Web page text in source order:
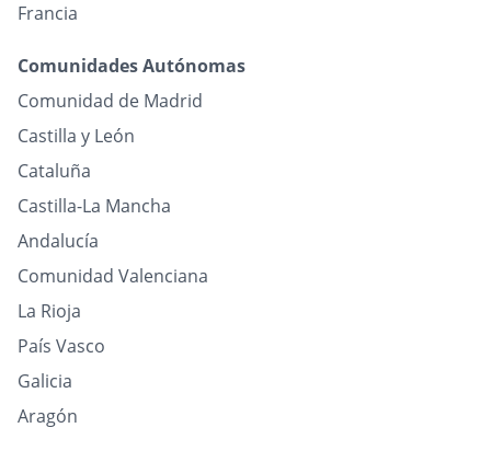
Francia
Comunidades Autónomas
Comunidad de Madrid
Castilla y León
Cataluña
Castilla-La Mancha
Andalucía
Comunidad Valenciana
La Rioja
País Vasco
Galicia
Aragón